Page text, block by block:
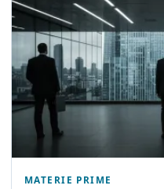
MATERIE PRIME